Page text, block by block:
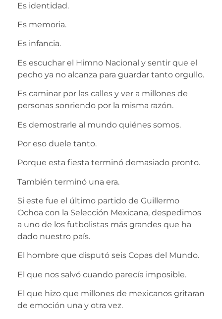
Es identidad.
Es memoria.
Es infancia.
Es escuchar el Himno Nacional y sentir que el
pecho ya no alcanza para guardar tanto orgullo.
Es caminar por las calles y ver a millones de
personas sonriendo por la misma razón.
Es demostrarle al mundo quiénes somos.
Por eso duele tanto.
Porque esta fiesta terminó demasiado pronto.
También terminó una era.
Si este fue el último partido de Guillermo
Ochoa con la Selección Mexicana, despedimos
a uno de los futbolistas más grandes que ha
dado nuestro país.
El hombre que disputó seis Copas del Mundo.
El que nos salvó cuando parecía imposible.
El que hizo que millones de mexicanos gritaran
de emoción una y otra vez.